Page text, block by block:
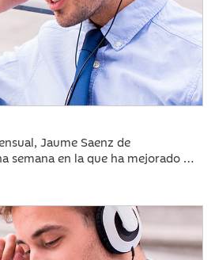
Jaume Saenz de
semana en la que ha mejorado el
por la moderación de la inflación
estables en julio. Europa subió
las tecnológicas con dudas
mercado mira ya a los resultados